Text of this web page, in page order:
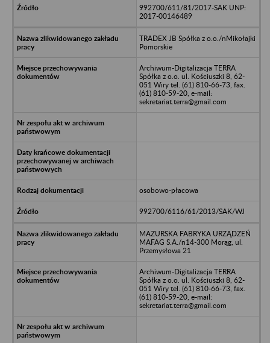
992700/611/81/2017-SAK UNP:
2017-00146489
TRADEX JB Spółka z o.o./nMikołajki
Pomorskie
Archiwum-Digitalizacja TERRA
Spółka z o.o. ul. Kościuszki 8, 62-
051 Wiry tel. (61) 810-66-73, fax.
(61) 810-59-20, e-mail:
sekretariat.terra@gmail.com
osobowo-płacowa
992700/6116/61/2013/SAK/WJ
MAZURSKA FABRYKA URZĄDZEŃ
MAFAG S.A./n14-300 Morąg, ul.
Przemysłowa 21
Archiwum-Digitalizacja TERRA
Spółka z o.o. ul. Kościuszki 8, 62-
051 Wiry tel. (61) 810-66-73, fax.
(61) 810-59-20, e-mail:
sekretariat.terra@gmail.com